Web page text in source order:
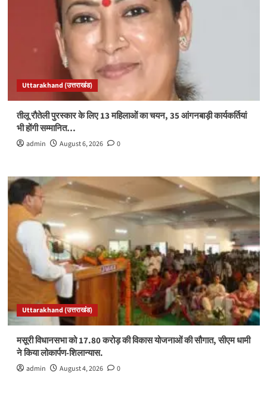
Uttarakhand (उत्तराखंड)
तीलू रौतेली पुरस्कार के लिए 13 महिलाओं का चयन, 35 आंगनबाड़ी कार्यकर्तियां
भी होंगी सम्मानित…
admin August 6, 2026 0
Uttarakhand (उत्तराखंड)
मसूरी विधानसभा को 17.80 करोड़ की विकास योजनाओं की सौगात, सीएम धामी
ने किया लोकार्पण-शिलान्यास.
admin August 4, 2026 0